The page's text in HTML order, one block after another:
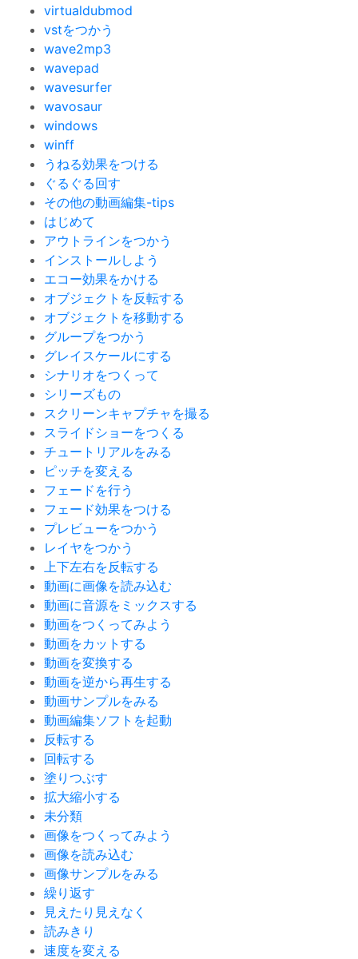
virtualdubmod
vstをつかう
wave2mp3
wavepad
wavesurfer
wavosaur
windows
winff
うねる効果をつける
ぐるぐる回す
その他の動画編集-tips
はじめて
アウトラインをつかう
インストールしよう
エコー効果をかける
オブジェクトを反転する
オブジェクトを移動する
グループをつかう
グレイスケールにする
シナリオをつくって
シリーズもの
スクリーンキャプチャを撮る
スライドショーをつくる
チュートリアルをみる
ピッチを変える
フェードを行う
フェード効果をつける
プレビューをつかう
レイヤをつかう
上下左右を反転する
動画に画像を読み込む
動画に音源をミックスする
動画をつくってみよう
動画をカットする
動画を変換する
動画を逆から再生する
動画サンプルをみる
動画編集ソフトを起動
反転する
回転する
塗りつぶす
拡大縮小する
未分類
画像をつくってみよう
画像を読み込む
画像サンプルをみる
繰り返す
見えたり見えなく
読みきり
速度を変える